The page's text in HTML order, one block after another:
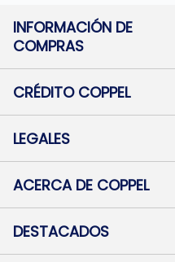
INFORMACIÓN DE
COMPRAS
Términos y condiciones
Botón de arrepentimiento
Mapa de sitio
CRÉDITO COPPEL
Solicitar Crédito
Medios de Pago
Pago Fácil Online
LEGALES
Baja contratos
Defensa al consumidor CABA
ACERCA DE COPPEL
Trabajá con Nosotros
Preguntas Frecuentes
DESTACADOS